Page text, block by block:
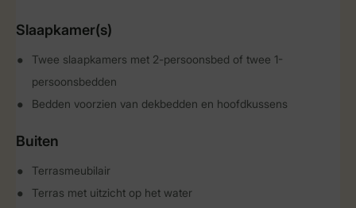
Slaapkamer(s)
Twee slaapkamers met 2-persoonsbed of twee 1-
persoonsbedden
Bedden voorzien van dekbedden en hoofdkussens
Buiten
Terrasmeubilair
Terras met uitzicht op het water